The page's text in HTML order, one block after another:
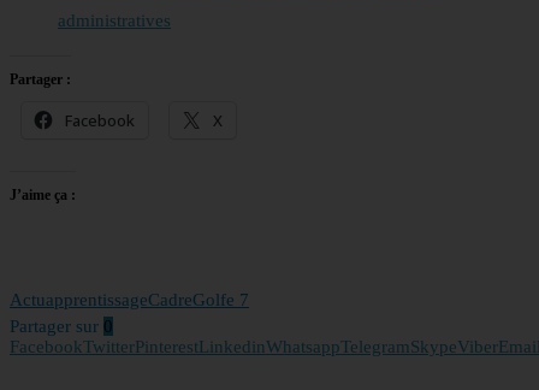
administratives
Partager :
Facebook X
J’aime ça :
ActuapprentissageCadreGolfe 7
Partager sur 0
FacebookTwitterPinterestLinkedinWhatsappTelegramSkypeViber